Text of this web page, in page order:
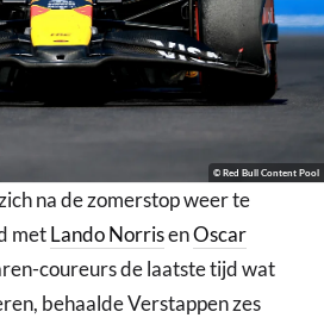
© Red Bull Content Pool
na de zomerstop weer te
metLando NorrisenOscar
coureurs de laatste tijd wat
behaalde Verstappen zes